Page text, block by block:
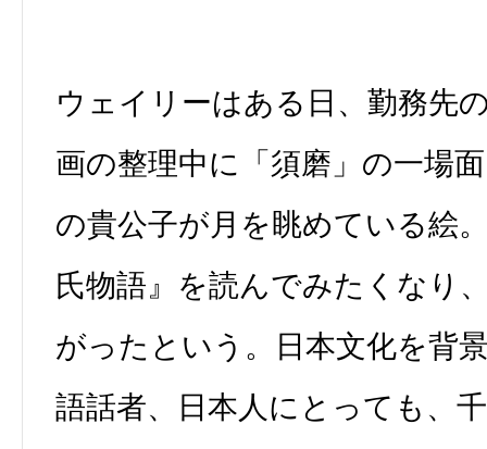
ウェイリーはある日、勤務先
画の整理中に「須磨」の一場
の貴公子が月を眺めている絵
氏物語』を読んでみたくなり
がったという。日本文化を背
語話者、日本人にとっても、